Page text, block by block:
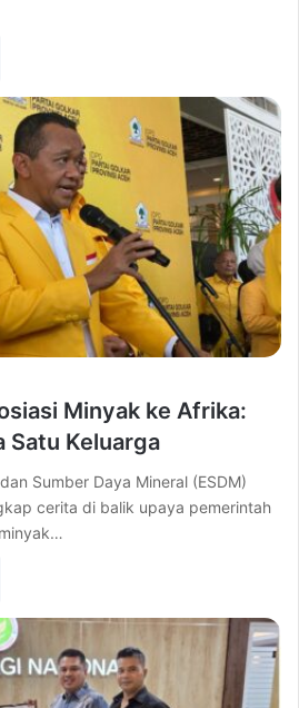
Minyak ke Afrika:
Satu Keluarga
Sumber Daya Mineral (ESDM)
cerita di balik upaya pemerintah